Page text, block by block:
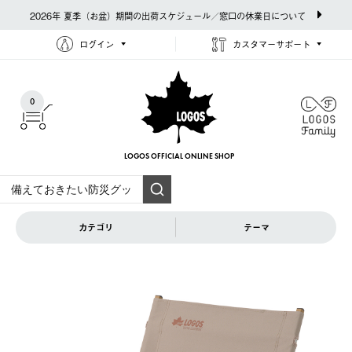
2026年 夏季（お盆）期間の出荷スケジュール／窓口の休業日について
ログイン カスタマーサポート
0
LOGOS OFFICIAL ONLINE SHOP
カテゴリ テーマ